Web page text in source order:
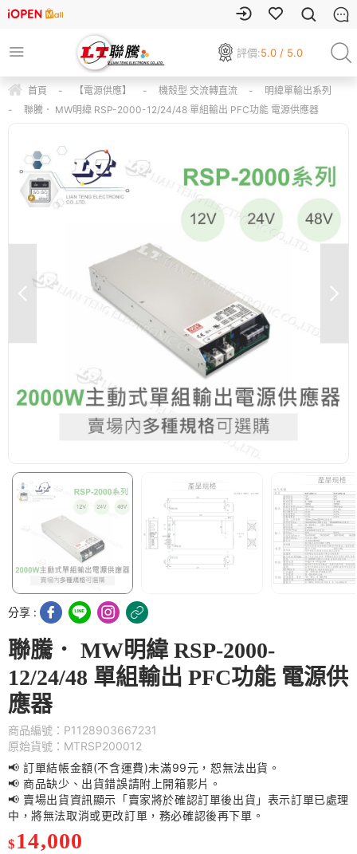
評價:5.0 / 5.0
首頁 - 【電源供應】 - 機殼型 交流轉直流 -
明緯單輸出系列
-
聯騰． MW明緯 RSP-2000-12/24/48 單組輸出 PFC功能 電源供應器
分享 :
聯騰． MW明緯 RSP-2000-
12/24/48 單組輸出 PFC功能 電源供
應器
商品編號：P1128903667231
原始貨號：MTRSP200012
📢 訂單結帳金額(不含運費)未滿99元，恕無法出貨。
📢 商品缺少、出貨錯誤請附上開箱影片。
📢 賣場出貨資訊顯示「賣家將於確認訂單後出貨」表示訂單已處理
中，將無法取消或更改訂單，務必確認後再下單。
$ 14,000